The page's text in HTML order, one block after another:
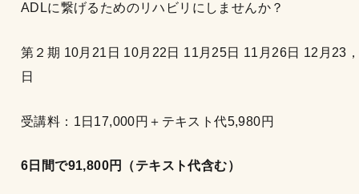
ADLに繋げるためのリハビリにしませんか？
第２期 10月21日 10月22日 11月25日 11月26日 12月23
日
受講料：1日17,000円＋テキスト代5,980円
6 日間で91,800円（テキスト代含む）